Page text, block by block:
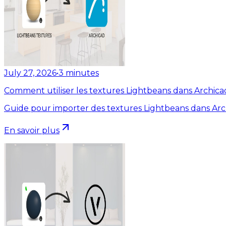
July 27, 2026•3 minutes
Comment utiliser les textures Lightbeans dans
Guide pour importer des textures Lightbeans dans
En savoir plus